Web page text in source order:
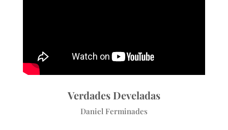
Verdades Develadas
Daniel Ferminades